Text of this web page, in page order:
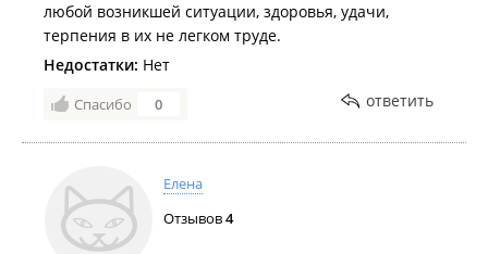
любой возникшей ситуации, здоровья, удачи,
терпения в их не легком труде.
Недостатки: Нет
Спасибо 0 ответить
Елена
Отзывов4